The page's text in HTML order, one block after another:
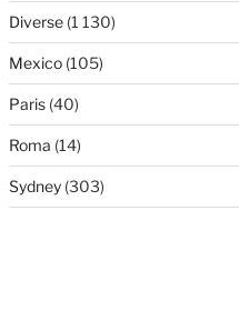
Diverse(1 130)
Mexico(105)
Paris(40)
Roma (14)
Sydney(303)